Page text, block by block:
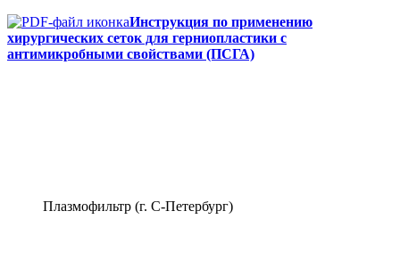
Инструкция по применению
хирургических сеток для герниопластики с
антимикробными свойствами (ПСГА)
Плазмофильтр (г. С-Петербург)